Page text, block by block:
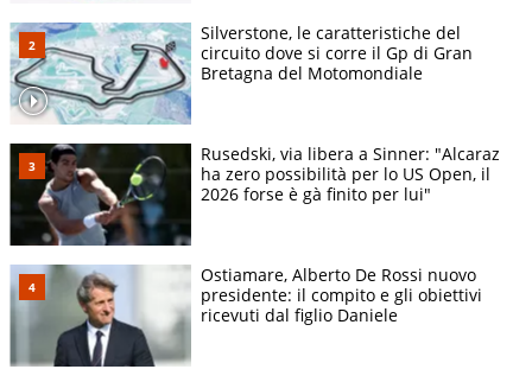
Silverstone, le caratteristiche del
circuito dove si corre il Gp di Gran
Bretagna del Motomondiale
Rusedski, via libera a Sinner: "Alcaraz
ha zero possibilità per lo US Open, il
2026 forse è gà finito per lui"
Ostiamare, Alberto De Rossi nuovo
presidente: il compito e gli obiettivi
ricevuti dal figlio Daniele